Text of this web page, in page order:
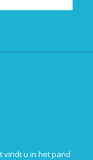
vindt u in het pand